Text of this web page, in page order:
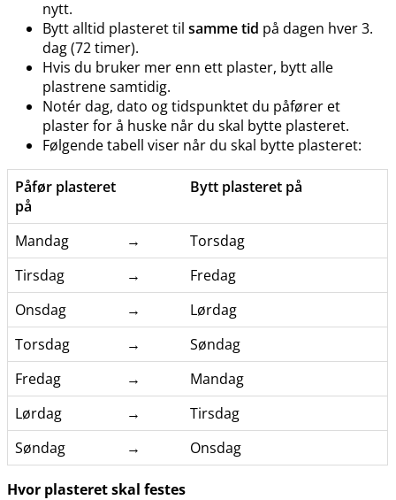
nytt.
Bytt alltid plasteret til samme tid på dagen hver 3.
dag (72 timer).
Hvis du bruker mer enn ett plaster, bytt alle
plastrene samtidig.
Notér dag, dato og tidspunktet du påfører et
plaster for å huske når du skal bytte plasteret.
Følgende tabell viser når du skal bytte plasteret:
Påfør plasteret
på
Bytt plasteret på
Mandag →
Torsdag
Tirsdag
→
Fredag
Onsdag
→
Lørdag
Torsdag
→
Søndag
Fredag
→
Mandag
Lørdag
→
Tirsdag
Søndag
→ Onsdag
Hvor plasteret skal festes